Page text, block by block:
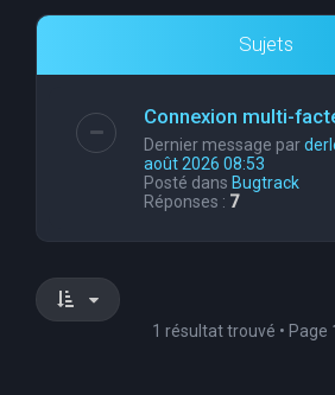
Sujets
Connexion multi-
Dernier message par
août 2026 08:53
Posté dans Bugtrack
Réponses : 7
1 résultat trouvé • Page